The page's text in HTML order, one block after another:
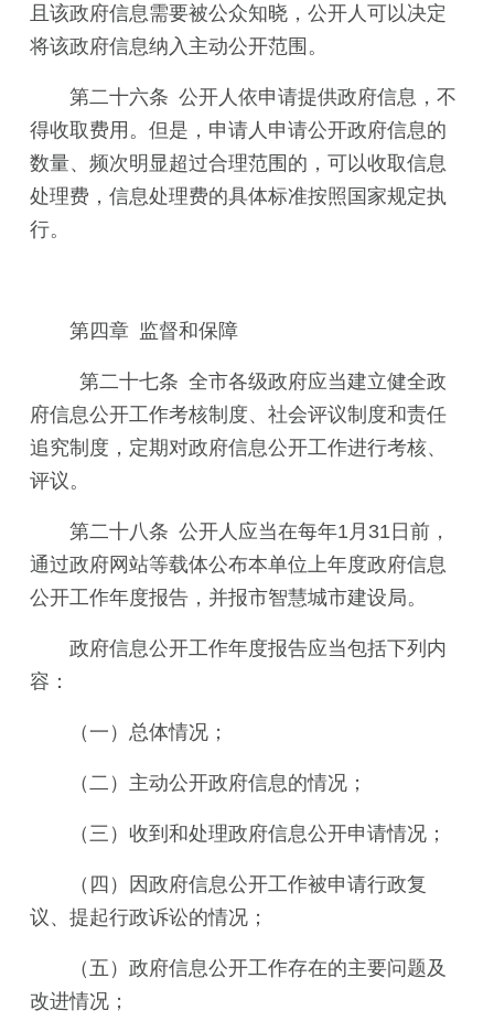
且该政府信息需要被公众知晓，公开人可以决定
将该政府信息纳入主动公开范围。
第二十六条 公开人依申请提供政府信息，不
得收取费用。但是，申请人申请公开政府信息的
数量、频次明显超过合理范围的，可以收取信息
处理费，信息处理费的具体标准按照国家规定执
行。
第四章 监督和保障
第二十七条 全市各级政府应当建立健全政
府信息公开工作考核制度、社会评议制度和责任
追究制度，定期对政府信息公开工作进行考核、
评议。
第二十八条 公开人应当在每年1月31日前，
通过政府网站等载体公布本单位上年度政府信息
公开工作年度报告，并报市智慧城市建设局。
政府信息公开工作年度报告应当包括下列内
容：
（一）总体情况；
（二）主动公开政府信息的情况；
（三）收到和处理政府信息公开申请情况；
（四）因政府信息公开工作被申请行政复
议、提起行政诉讼的情况；
（五）政府信息公开工作存在的主要问题及
改进情况；